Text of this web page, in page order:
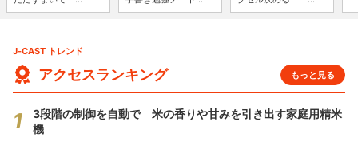
J-CAST トレンド
アクセスランキング もっと見る
3段階の制御を自動で 米の香りや甘みを引き出す家庭用精米
機